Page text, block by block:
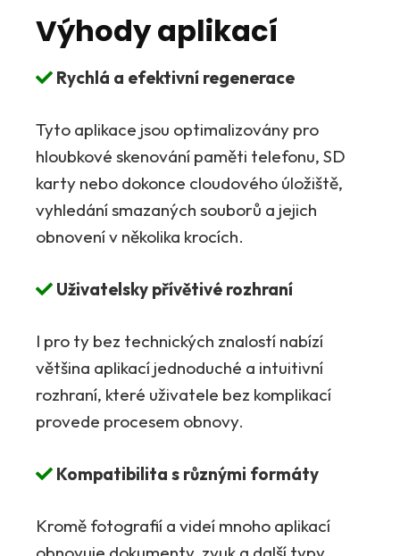
Výhody aplikací
Rychlá a efektivní regenerace
Tyto aplikace jsou optimalizovány pro
hloubkové skenování paměti telefonu, SD
karty nebo dokonce cloudového úložiště,
vyhledání smazaných souborů a jejich
obnovení v několika krocích.
Uživatelsky přívětivé rozhraní
I pro ty bez technických znalostí nabízí
většina aplikací jednoduché a intuitivní
rozhraní, které uživatele bez komplikací
provede procesem obnovy.
Kompatibilita s různými formáty
Kromě fotografií a videí mnoho aplikací